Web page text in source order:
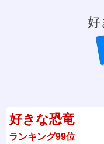
好
好きな恐竜
ランキング99位